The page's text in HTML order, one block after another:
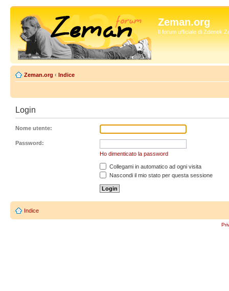
Zeman.org
Il forum ufficiale di Zdenek
Zeman.org ‹ Indice
Login
Nome utente:
Password:
Ho dimenticato la password
Collegami in automatico ad ogni visita
Nascondi il mio stato per questa sessione
Indice